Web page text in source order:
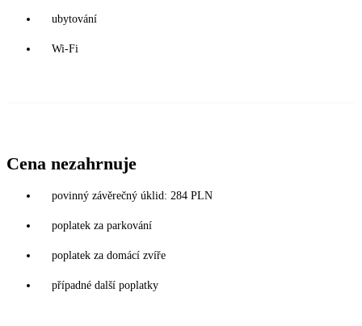
ubytování
Wi-Fi
Cena nezahrnuje
povinný závěrečný úklid: 284 PLN
poplatek za parkování
poplatek za domácí zvíře
případné další poplatky